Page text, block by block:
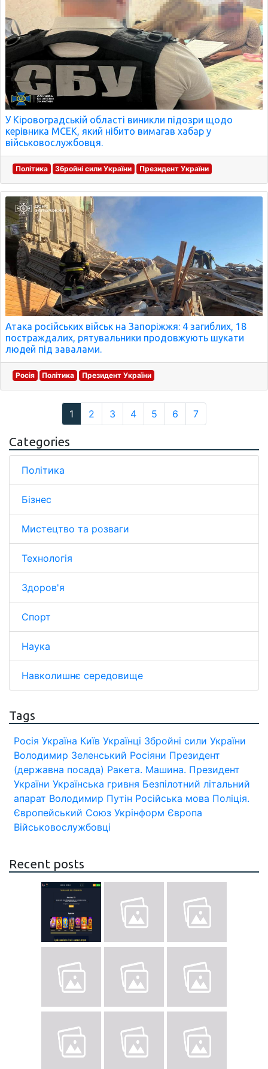
У Кіровоградській області виникли підозри щодо
керівника МСЕК, який нібито вимагав хабар у
військовослужбовця.
Політика Збройні сили України Президент України
Атака російських військ на Запоріжжя: 4 загиблих, 18
постраждалих, рятувальники продовжують шукати
людей під завалами.
Росія Політика Президент України
1 2 3 4 5 6 7
Categories
Політика
Бізнес
Мистецтво та розваги
Технологія
Здоров'я
Спорт
Наука
Навколишнє середовище
Tags
Росія Україна Київ Українці Збройні сили України
Володимир Зеленський Росіяни Президент
(державна посада) Ракета. Машина. Президент
України Українська гривня Безпілотний літальний
апарат Володимир Путін Російська мова Поліція.
Європейський Союз Укрінформ Європа
Військовослужбовці
Recent posts